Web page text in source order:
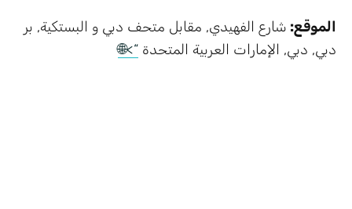
الموقع: شارع الفهيدي, مقابل متحف دبي و البستكية, بر
دبي, دبي, الإمارات العربية المتحدة “>🌐